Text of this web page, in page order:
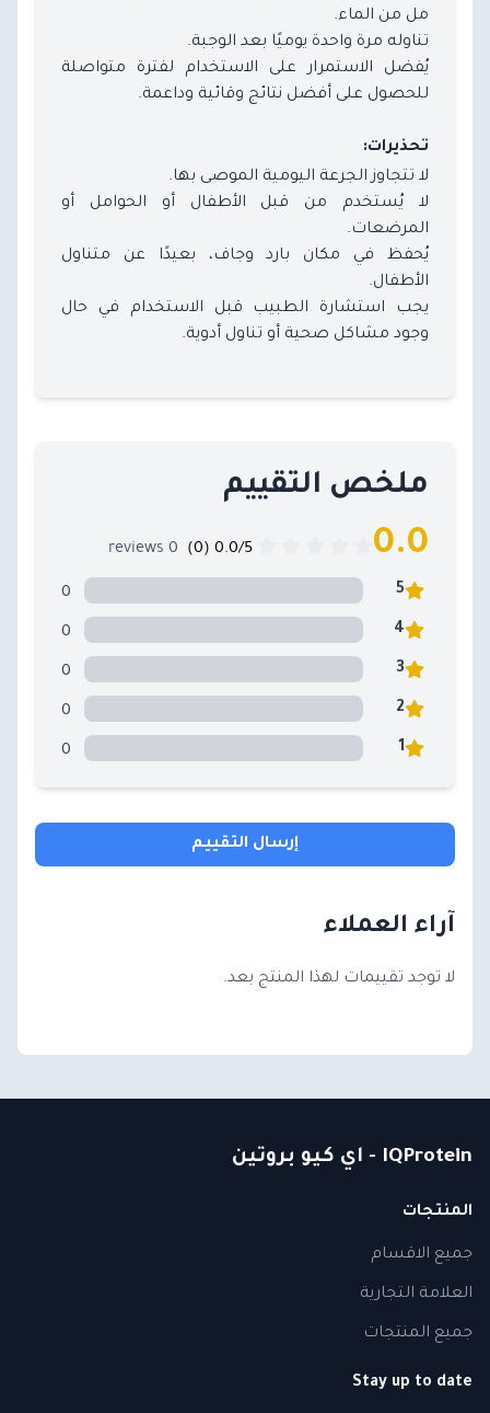
مل من الماء.
تناوله مرة واحدة يوميًا بعد الوجبة.
يُفضل الاستمرار على الاستخدام لفترة متواصلة
للحصول على أفضل نتائج وقائية وداعمة.
تحذيرات:
لا تتجاوز الجرعة اليومية الموصى بها.
لا يُستخدم من قبل الأطفال أو الحوامل أو
المرضعات.
يُحفظ في مكان بارد وجاف، بعيدًا عن متناول
الأطفال.
يجب استشارة الطبيب قبل الاستخدام في حال
وجود مشاكل صحية أو تناول أدوية.
ملخص التقييم
0.0
0 reviews
5
0
4
0
3
0
2
0
1
0
إرسال التقييم
آراء العملاء
لا توجد تقييمات لهذا المنتج بعد.
IQProtein - اي كيو بروتين
المنتجات
جميع الاقسام
العلامة التجارية
جميع المنتجات
Stay up to date